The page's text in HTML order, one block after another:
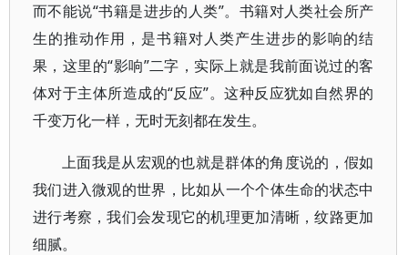
而不能说“书籍是进步的人类”。书籍对人类社会所产
生的推动作用，是书籍对人类产生进步的影响的结
果，这里的“影响”二字，实际上就是我前面说过的客
体对于主体所造成的“反应”。这种反应犹如自然界的
千变万化一样，无时无刻都在发生。
上面我是从宏观的也就是群体的角度说的，假如
我们进入微观的世界，比如从一个个体生命的状态中
进行考察，我们会发现它的机理更加清晰，纹路更加
细腻。